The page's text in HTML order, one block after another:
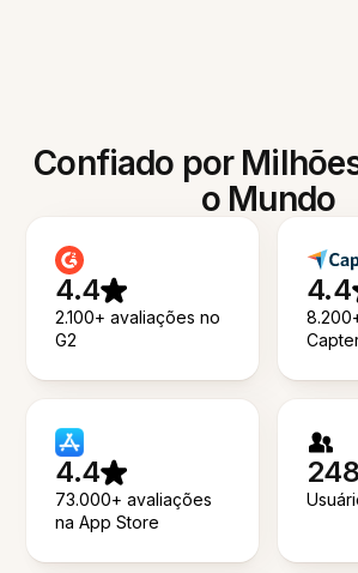
Confiado por
o Mundo
4.4
2.100+ avaliações no
G2
4.4
4.4
73.000+ avaliações
na App Store